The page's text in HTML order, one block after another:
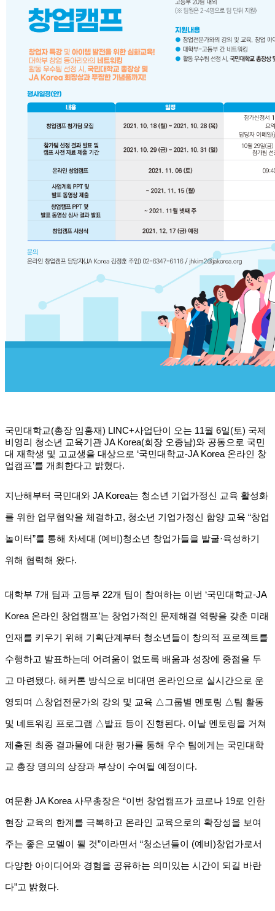
국민대학교(총장 임홍재) LINC+사업단이 오는 11월 6일(토) 국제
비영리 청소년 교육기관 JA Korea(회장 오종남)와 공동으로 국민
대 재학생 및 고교생을 대상으로 ‘국민대학교-JA Korea 온라인 창
업캠프’를 개최한다고 밝혔다.
지난해부터 국민대와 JA Korea는 청소년 기업가정신 교육 활성화
를 위한 업무협약을 체결하고, 청소년 기업가정신 함양 교육 “창업
놀이터”를 통해 차세대 (예비)청소년 창업가들을 발굴·육성하기
위해 협력해 왔다.
대학부 7개 팀과 고등부 22개 팀이 참여하는 이번 ‘국민대학교-JA
Korea 온라인 창업캠프’는 창업가적인 문제해결 역량을 갖춘 미래
인재를 키우기 위해 기획단계부터 청소년들이 창의적 프로젝트를
수행하고 발표하는데 어려움이 없도록 배움과 성장에 중점을 두
고 마련됐다. 해커톤 방식으로 비대면 온라인으로 실시간으로 운
영되며 △창업전문가의 강의 및 교육 △그룹별 멘토링 △팀 활동
및 네트워킹 프로그램 △발표 등이 진행된다. 이날 멘토링을 거쳐
제출된 최종 결과물에 대한 평가를 통해 우수 팀에게는 국민대학
교 총장 명의의 상장과 부상이 수여될 예정이다.
여문환 JA Korea 사무총장은 “이번 창업캠프가 코로나 19로 인한
현장 교육의 한계를 극복하고 온라인 교육으로의 확장성을 보여
주는 좋은 모델이 될 것”이라면서 “청소년들이 (예비)창업가로서
다양한 아이디어와 경험을 공유하는 의미있는 시간이 되길 바란
다”고 밝혔다.